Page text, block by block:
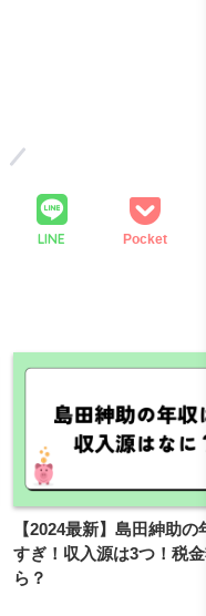
LINE Pocket
【2024最新】島田紳助の
すぎ！収入源は3つ！税
ら？